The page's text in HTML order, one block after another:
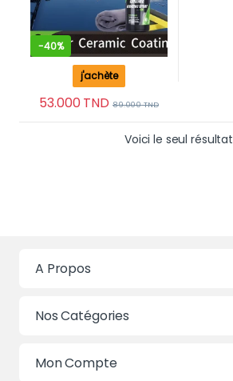
-40%
53.000TND 89.000TND
j'achète
Voici le seul résultat
A Propos
Nos Catégories
Mon Compte